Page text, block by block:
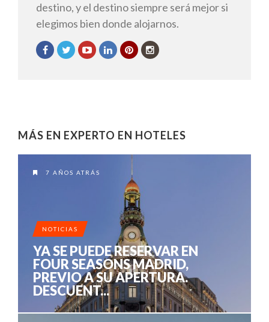
destino, y el destino siempre será mejor si
elegimos bien donde alojarnos.
MÁS EN EXPERTO EN HOTELES
7 AÑOS ATRÁS
NOTICIAS
YA SE PUEDE RESERVAR EN
FOUR SEASONS MADRID,
PREVIO A SU APERTURA.
DESCUENT...